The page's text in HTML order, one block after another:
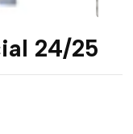
24/25